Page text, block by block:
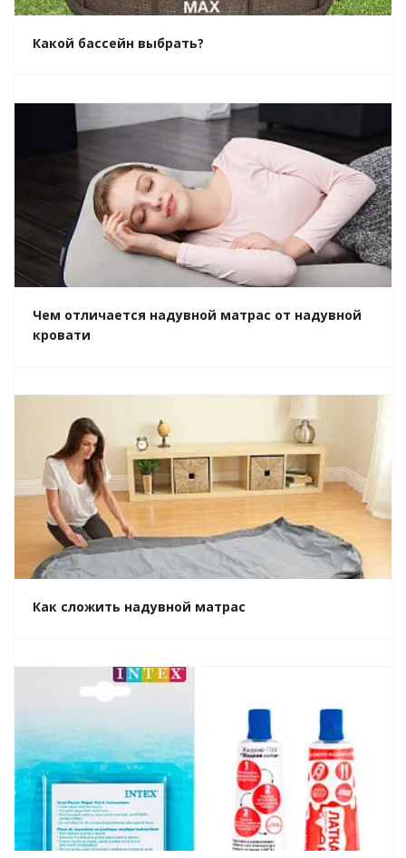
Какой бассейн выбрать?
Чем отличается надувной матрас от надувной
кровати
Как сложить надувной матрас